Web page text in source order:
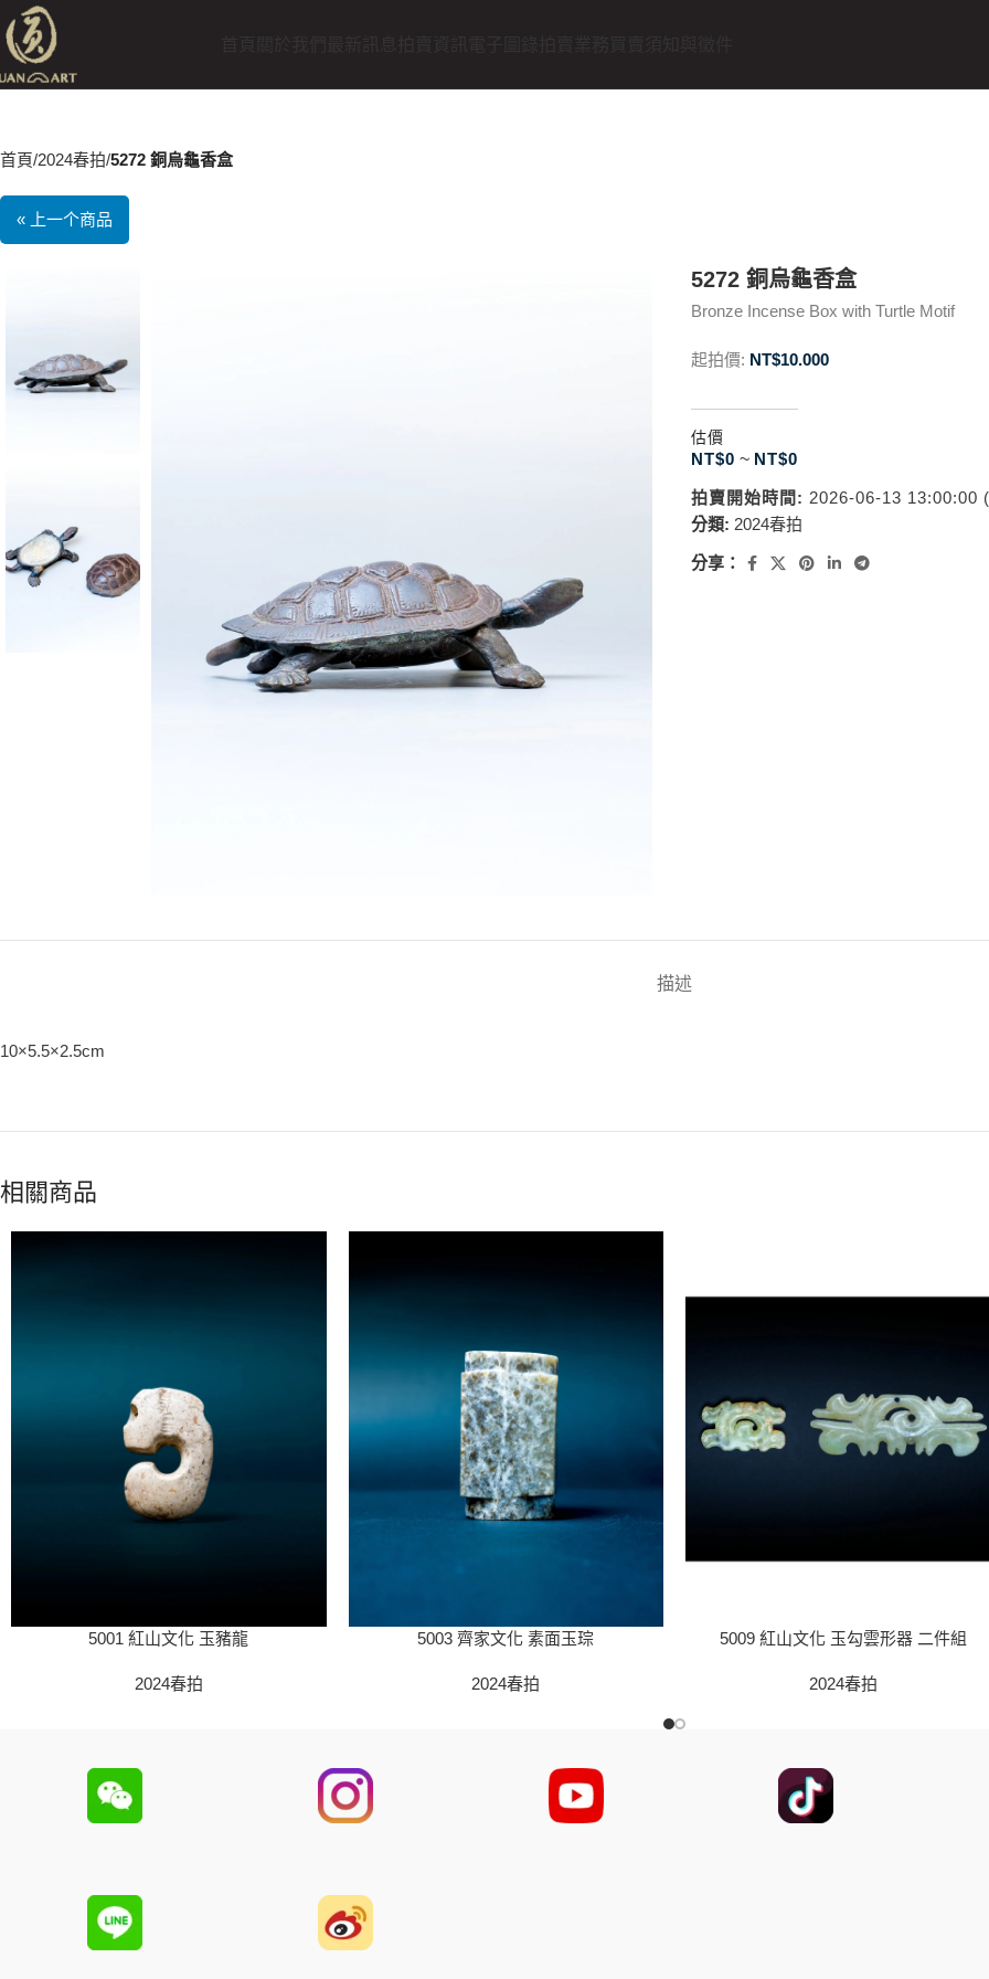
首頁 2024春拍 5272 銅烏龜香盒
« 上一个商品
5272 銅烏龜香盒
Bronze Incense Box with Turtle Motif
起拍價: NT$10.000
估價
NT$0 ~ NT$0
拍賣開始時間: 2026-06-13 13:00:00
分類: 2024春拍
分享：
描述
10×5.5×2.5cm
相關商品
5001 紅山文化 玉豬龍
2024春拍
5003 齊家文化 素面玉琮
2024春拍
5009 紅山文化 玉勾雲形器 二件組
2024春拍